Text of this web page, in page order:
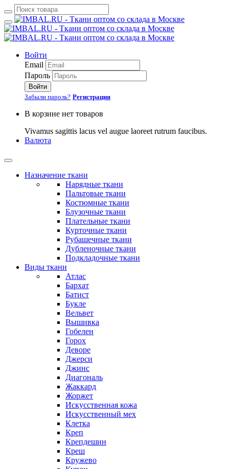
Войти
Email
Пароль
Войти
Забыли пароль? Регистрация
В корзине нет товаров
Vivamus sagittis lacus vel augue laoreet rutrum faucibus.
Валюта
Назначение ткани
Нарядные ткани
Пальтовые ткани
Костюмные ткани
Блузочные ткани
Плательные ткани
Курточные ткани
Рубашечные ткани
Дубленочные ткани
Подкладочные ткани
Виды ткани
Атлас
Бархат
Батист
Букле
Вельвет
Вышивка
Гобелен
Горох
Деворе
Джерси
Джинс
Диагональ
Жаккард
Жоржет
Искусственная кожа
Искусственный мех
Клетка
Креп
Крепдешин
Креш
Кружево